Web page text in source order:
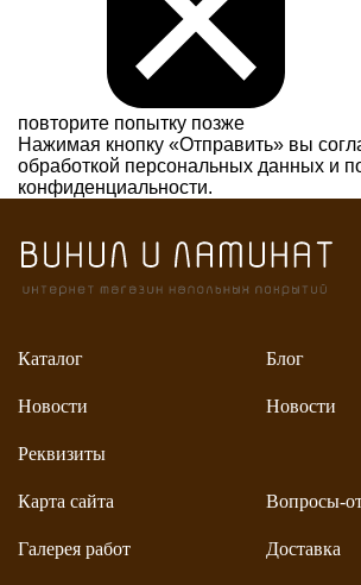
повторите попытку позже
Нажимая кнопку «Отправить» вы
обработкой персональных данных и
конфиденциальности.
Каталог
Новости
Реквизиты
Карта сайта
Галерея работ
Блог
Новости
Вопросы-
Доставка